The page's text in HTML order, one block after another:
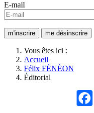
E-mail
Vous êtes ici :
Accueil
Félix FÉNÉON
Éditorial